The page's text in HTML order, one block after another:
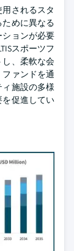
されるスタ
めに異なる
ョンが必要
スポーツフ
、柔軟な会
ァンドを通
施設の多様
促進してい